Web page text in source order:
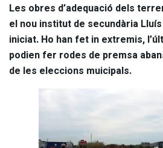
Les obres d’adequació dels
el nou institut de secundària Lluís
iniciat. Ho han fet in extremis,
podien fer rodes de premsa
de les eleccions muicipals.